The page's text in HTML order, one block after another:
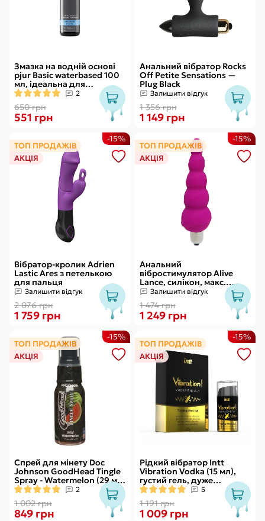
Змазка на водній основі
pjur Basic waterbased 100
мл, ідеальна для
новачків, найкраща ціна/
якість
2
650 грн
551 грн
Анальний вібратор Rocks
Off Petite Sensations —
Plug Black
Залишити відгук
1 356 грн
1 149 грн
ТОП ПРОДАЖІВ
АКЦІЯ
Вібратор-кролик Adrien
Lastic Ares з петелькою
для пальця
Залишити відгук
2 076 грн
-15%
1 759 грн
ТОП ПРОДАЖІВ
АКЦІЯ
Анальний
вібростимулятор Alive
Lance, силікон, макс.
діаметр 2,9 см
(передостання кулька)
Залишити відгук
1 474 грн
-15%
1 249 грн
ТОП ПРОДАЖІВ
АКЦІЯ
Спрей для мінету Doc
Johnson GoodHead Tingle
Spray - Watermelon (29 мл)
зі стимулювальним
ефектом
2
1 002 грн
-15%
849 грн
ТОП ПРОДАЖІВ
АКЦІЯ
Рідкий вібратор Intt
Vibration Vodka (15 мл),
густий гель, дуже
смачний, діє до 30 хвилин
5
1 191 грн
-15%
1 009 грн